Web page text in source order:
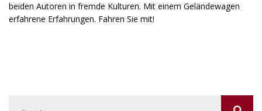
beiden Autoren in fremde Kulturen. Mit einem Geländewagen
erfahrene Erfahrungen. Fahren Sie mit!